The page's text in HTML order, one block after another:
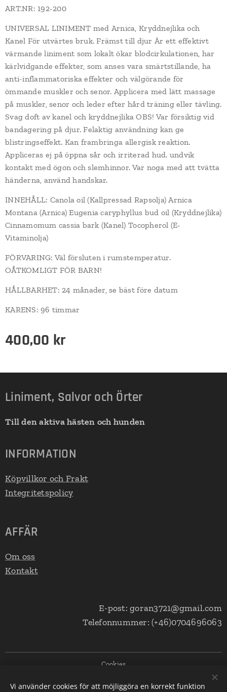
ART.NR: 192-200
UNIVERSAL LINIMENT med Arnica, Kryddnejlika och
Kanel För utvärtes bruk. Främst till djur Är ett effektivt
värmande liniment som lokalt ökar blodcirkulationen, har
kärlvidgande effekter, som anses vara smärtstillande, ha
anti-inflammatoriska effekter och välgörande för
ömmande muskler och senor. Applicera med lätt massage
på muskler, senor och leder efter hård träning eller tävling.
Svag doft av kanel och kryddnejlika OBS! Var försiktig vid
bandagering på djur. Felaktig användning kan ge
blistringseffekt. Kan frambringa allergisk reaktion.
Appliceras ej på öppna sår och irriterad hud. undvik
kontakt med ögon och slemhinnor. Var noga med att tvätta
händerna, använd handskar.
INNEHÅLL: Canola oil (Kallpressad Rapsolja) Arnica
Montana (Arnica) Eugenia caryphyllus bud oil (Kryddnejlika)
Cinnamomum cassia bark (Kanel) Tocopherol (E-
Vitaminolja)
FÖRVARING: Väl försluten i rumstemperatur.
OÅTKOMLIGT FÖR BARN!
HÅLLBARHET: 24 månader, se bäst före datum
KARENS: 96 timmar
400,00 kr
Liniment, Salvor och Örter
Till den aktiva hästen och hunden
INFORMATION
Köpvillkor och Frakt
Integritetspolicy
AFFÄR
Om oss
Kontakt
E-post: goran3721@gmail.com
Telefonnummer: (+46)0704696063
Cookies
Språk
Vi använder cookies för att möjliggöra en korrekt funktion